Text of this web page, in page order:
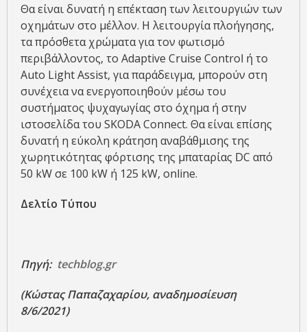
Θα είναι δυνατή η επέκταση των λειτουργιών των
οχημάτων στο μέλλον. Η λειτουργία πλοήγησης,
τα πρόσθετα χρώματα για τον φωτισμό
περιβάλλοντος, το Adaptive Cruise Control ή το
Auto Light Assist, για παράδειγμα, μπορούν στη
συνέχεια να ενεργοποιηθούν μέσω του
συστήματος ψυχαγωγίας στο όχημα ή στην
ιστοσελίδα του SKODA Connect. Θα είναι επίσης
δυνατή η εύκολη κράτηση αναβάθμισης της
χωρητικότητας φόρτισης της μπαταρίας DC από
50 kW σε 100 kW ή 125 kW, online.
Δελτίο Τύπου
Πηγή: techblog.gr
(Κώστας Παπαζαχαρίου, αναδημοσίευση
8/6/2021)